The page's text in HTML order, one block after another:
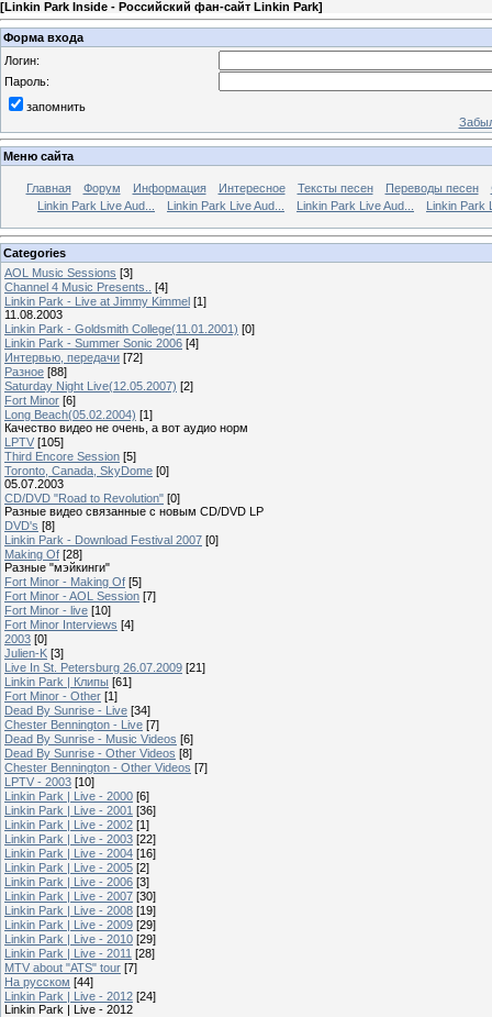
[Linkin Park Inside - Российский фан-сайт Linkin Park]
Форма входа
Логин:
Пароль:
запомнить
Меню сайта
Главная Форум Информация Интересное Тексты песен Переводы песен
Linkin Park Live Aud...
Linkin Park Live Aud... Linkin Park Live Aud... Linkin Park
Categories
AOL Music Sessions [3]
Channel 4 Music Presents..
[4]
Linkin Park - Live at Jimmy Kimmel [1]
11.08.2003
Linkin Park - Goldsmith College(11.01.2001) [0]
Linkin Park - Summer Sonic 2006 [4]
Интервью, передачи [72]
Разное [88]
Saturday Night Live(12.05.2007) [2]
Fort Minor [6]
Long Beach(05.02.2004) [1]
Качество видео не очень, а вот аудио норм
LPTV [105]
Third Encore Session [5]
Toronto, Canada, SkyDome [0]
05.07.2003
CD/DVD "Road to Revolution" [0]
Разные видео связанные с новым CD/DVD LP
DVD's [8]
Linkin Park - Download Festival 2007 [0]
Making Of [28]
Разные "мэйкинги"
Fort Minor - Making Of [5]
Fort Minor - AOL Session [7]
Fort Minor - live [10]
Fort Minor Interviews [4]
2003 [0]
Julien-K [3]
Live In St. Petersburg 26.07.2009 [21]
Linkin Park | Клипы [61]
Fort Minor - Other [1]
Dead By Sunrise - Live [34]
Chester Bennington - Live [7]
Dead By Sunrise - Music Videos [6]
Dead By Sunrise - Other Videos [8]
Chester Bennington - Other Videos [7]
LPTV - 2003 [10]
Linkin Park | Live - 2000 [6]
Linkin Park | Live - 2001 [36]
Linkin Park | Live - 2002 [1]
Linkin Park | Live - 2003 [22]
Linkin Park | Live - 2004 [16]
Linkin Park | Live - 2005 [2]
Linkin Park | Live - 2006 [3]
Linkin Park | Live - 2007 [30]
Linkin Park | Live - 2008 [19]
Linkin Park | Live - 2009 [29]
Linkin Park | Live - 2010 [29]
Linkin Park | Live - 2011 [28]
MTV about "ATS" tour [7]
На русском [44]
Linkin Park | Live - 2012 [24]
Linkin Park | Live - 2012